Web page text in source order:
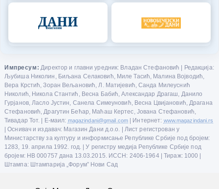
Импресум: Директор и главни уредник: Владан Стефановић | Редакција:
Љубиша Николин, Биљана Селаковић, Миле Тасић, Малина Војводић,
Вера Крстић, Зоран Вељановић, Л. Матијевић, Санда Милеуснић
Николић, Никола Стантић, Весна Бабић, Александар Драгаш, Данило
Гурјанов, Ласло Јустин, Санела Симеуновић, Весна Цвијановић, Драгана
Стефановић, Драгутин Бећар, Маћаш Кертес, Јована Стефановић,
Тивадар Тот. | Е-маил: magazindani@gmail.com | Интернет: www.magazindani.rs
| Оснивач и издавач: Магазин Дани д.о.о. | Лист регистрован у
Министарству за културу и информисање Републике Србије под бројем:
1283, 19. априла 1992. год. | У регистру медија Републике Србије под
бројем: НВ 000757 дана 13.03.2015. ИССН: 2406-1964 | Тираж: 1000 |
Штампа: Штампарија „Форум” Нови Сад